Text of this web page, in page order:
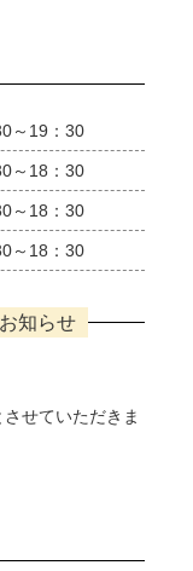
～19：30
～18：30
～18：30
～18：30
知らせ
せていただきま